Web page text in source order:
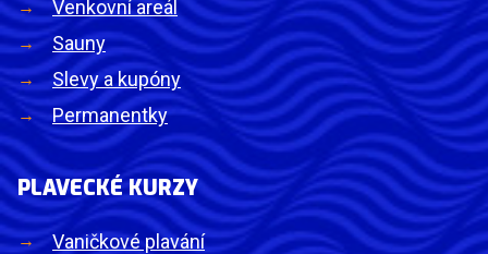
Venkovní areál
Sauny
Slevy a kupóny
Permanentky
PLAVECKÉ KURZY
Vaničkové plavání